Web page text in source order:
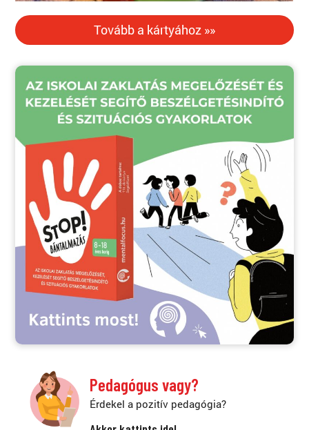
Tovább a kártyához »»
Pedagógus vagy?
Érdekel a pozitív pedagógia?